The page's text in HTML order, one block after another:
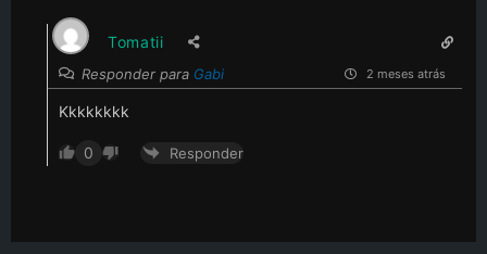
Tomatii
Responder para Gabi 2 meses atrás
Kkkkkkkk
0 Responder